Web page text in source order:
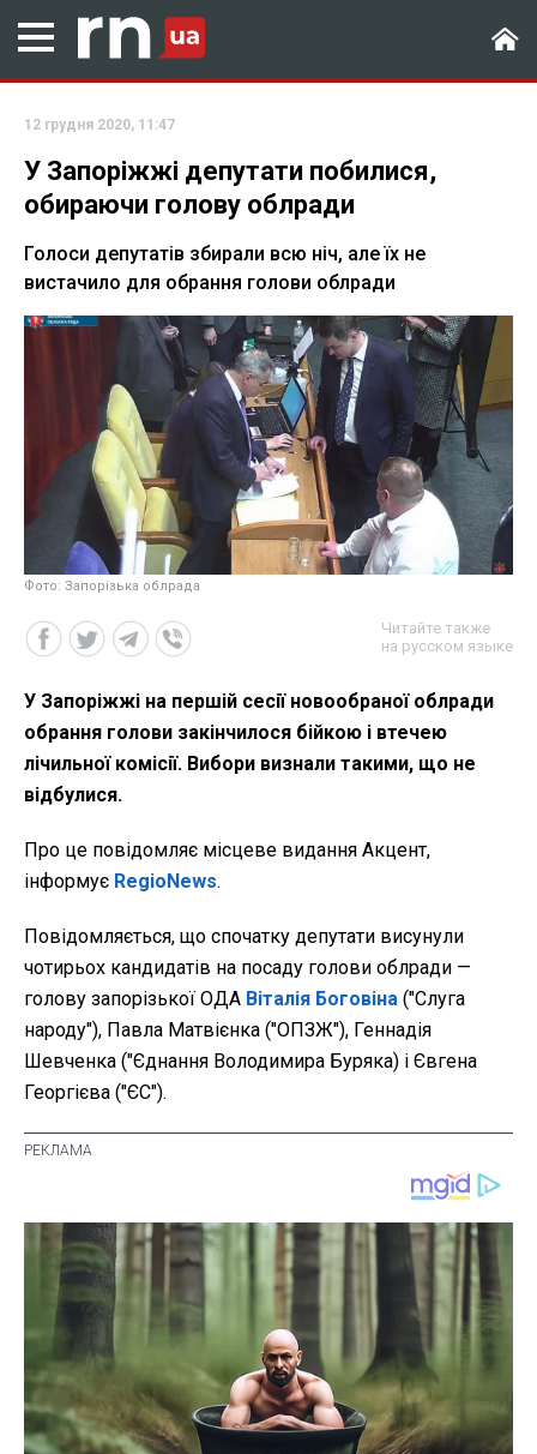
12 грудня 2020, 11:47
У Запоріжжі депутати побилися,
обираючи голову облради
Голоси депутатів збирали всю ніч, але їх не
вистачило для обрання голови облради
Фото: Запорізька облрада
Читайте также
на русском языке
У Запоріжжі на першій сесії новообраної облради
обрання голови закінчилося бійкою і втечею
лічильної комісії. Вибори визнали такими, що не
відбулися.
Про це повідомляє місцеве видання Акцент,
інформує RegioNews.
Повідомляється, що спочатку депутати висунули
чотирьох кандидатів на посаду голови облради —
голову запорізької ОДА Віталія Боговіна ("Слуга
народу"), Павла Матвієнка ("ОПЗЖ"), Геннадія
Шевченка ("Єднання Володимира Буряка) і Євгена
Георгієва ("ЄС").